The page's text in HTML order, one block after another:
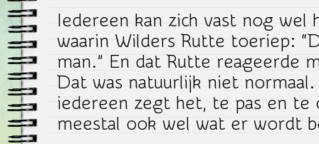
Iedereen kan zich vast nog wel
waarin Wilders Rutte toeriep:
man.” En dat Rutte reageerde
Dat was natuurlijk niet
iedereen zegt het, te pas en te
meestal ook wel wat er wordt